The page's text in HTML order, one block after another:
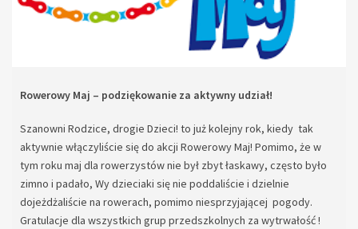
Rowerowy Maj – podziękowanie za aktywny udział!
Szanowni Rodzice, drogie Dzieci! to już kolejny rok, kiedy tak
aktywnie włączyliście się do akcji Rowerowy Maj! Pomimo, że w
tym roku maj dla rowerzystów nie był zbyt łaskawy, często było
zimno i padało, Wy dzieciaki się nie poddaliście i dzielnie
dojeżdżaliście na rowerach, pomimo niesprzyjającej pogody.
Gratulacje dla wszystkich grup przedszkolnych za wytrwałość !